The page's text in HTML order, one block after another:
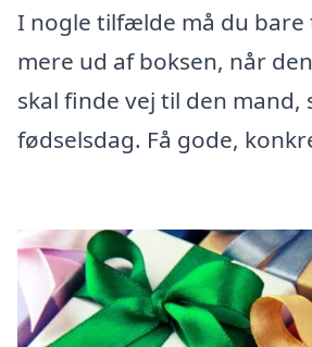
I nogle tilfælde må du
mere ud af boksen, når
skal finde vej til den mand,
fødselsdag. Få gode,